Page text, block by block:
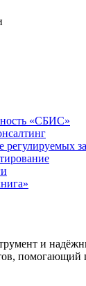
«СБИС»
регулируемых
и
помогающий